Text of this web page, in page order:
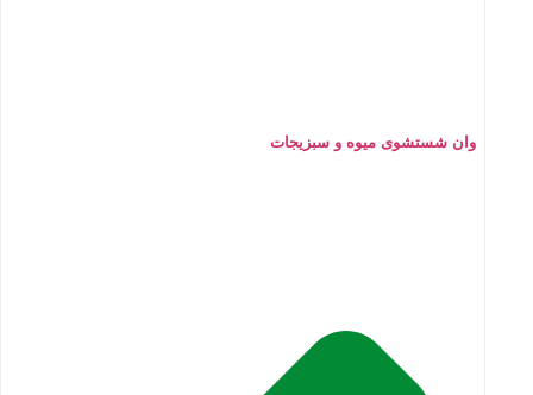
وان شستشوی میوه و سبزیجات